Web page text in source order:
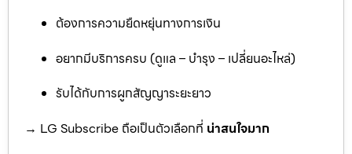
ต้องการความยืดหยุ่นทางการเงิน
อยากมีบริการครบ (ดูแล – บำรุง – เปลี่ยนอะไหล่)
รับได้กับการผูกสัญญาระยะยาว
→ LG Subscribe ถือเป็นตัวเลือกที่ น่าสนใจมาก